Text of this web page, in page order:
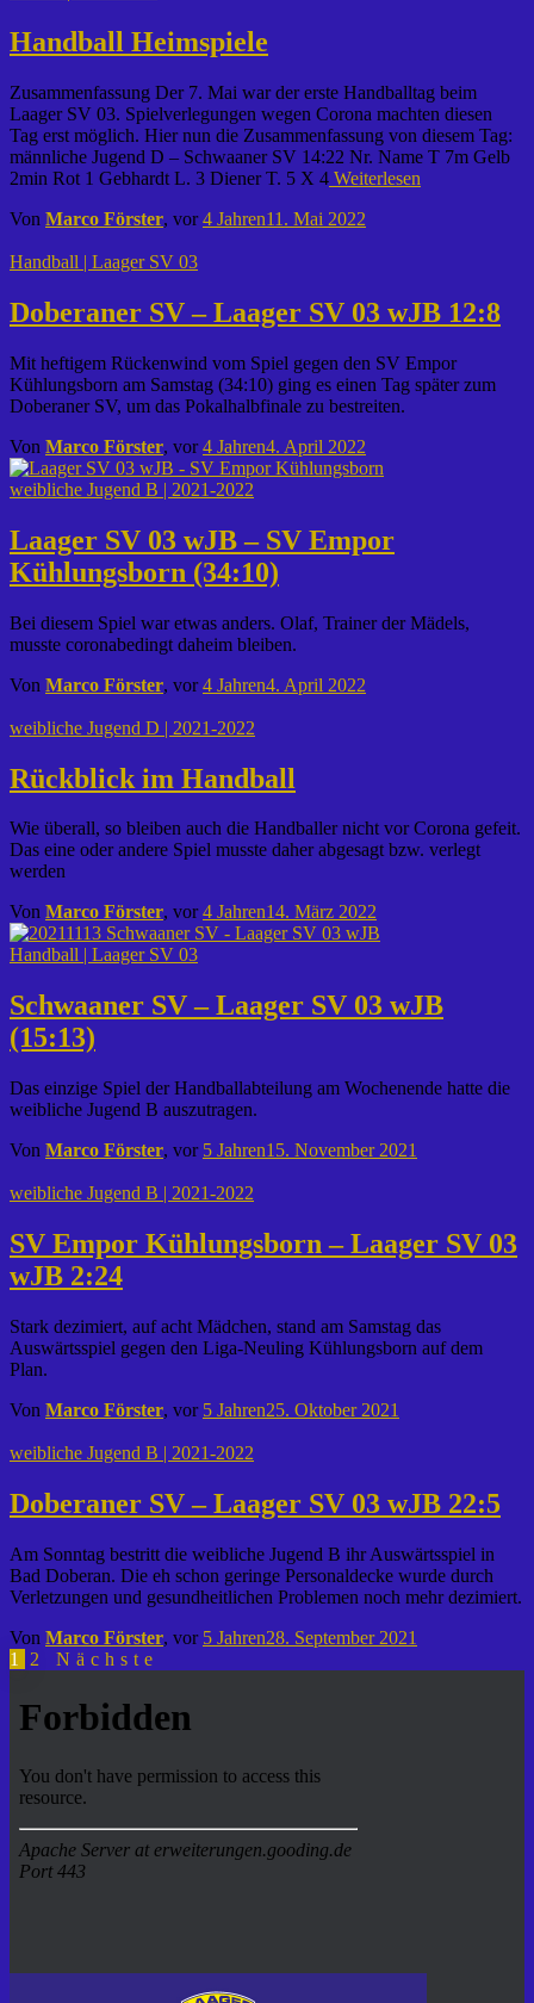
Handball Heimspiele
Zusammenfassung Der 7. Mai war der erste Handballtag beim
Laager SV 03. Spielverlegungen wegen Corona machten diesen
Tag erst möglich. Hier nun die Zusammenfassung von diesem Tag:
männliche Jugend D – Schwaaner SV 14:22 Nr. Name T 7m Gelb
2min Rot 1 Gebhardt L. 3 Diener T. 5 X 4 Weiterlesen
Von Marco Förster, vor4 Jahren11. Mai 2022
Handball | Laager SV 03
Doberaner SV – Laager SV 03 wJB 12:8
Mit heftigem Rückenwind vom Spiel gegen den SV Empor
Kühlungsborn am Samstag (34:10) ging es einen Tag später zum
Doberaner SV, um das Pokalhalbfinale zu bestreiten.
Von Marco Förster, vor4 Jahren4. April 2022
weibliche Jugend B | 2021-2022
Laager SV 03 wJB – SV Empor
Kühlungsborn (34:10)
Bei diesem Spiel war etwas anders. Olaf, Trainer der Mädels,
musste coronabedingt daheim bleiben.
Von Marco Förster, vor4 Jahren4. April 2022
weibliche Jugend D | 2021-2022
Rückblick im Handball
Wie überall, so bleiben auch die Handballer nicht vor Corona gefeit.
Das eine oder andere Spiel musste daher abgesagt bzw. verlegt
werden
Von Marco Förster, vor4 Jahren14. März 2022
Handball | Laager SV 03
Schwaaner SV – Laager SV 03 wJB
(15:13)
Das einzige Spiel der Handballabteilung am Wochenende hatte die
weibliche Jugend B auszutragen.
Von Marco Förster, vor 5 Jahren15. November 2021
weibliche Jugend B | 2021-2022
SV Empor Kühlungsborn – Laager SV 03
wJB 2:24
Stark dezimiert, auf acht Mädchen, stand am Samstag das
Auswärtsspiel gegen den Liga-Neuling Kühlungsborn auf dem
Plan.
Von Marco Förster, vor 5 Jahren25. Oktober 2021
weibliche Jugend B | 2021-2022
Doberaner SV – Laager SV 03 wJB 22:5
Am Sonntag bestritt die weibliche Jugend B ihr Auswärtsspiel in
Bad Doberan. Die eh schon geringe Personaldecke wurde durch
Verletzungen und gesundheitlichen Problemen noch mehr dezimiert.
Von Marco Förster, vor 5 Jahren28. September 2021
Seitennummerierung
Beiträge
1 2 Nächste